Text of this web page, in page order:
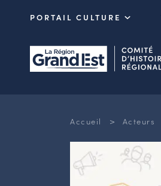
PORTAIL CULTURE
Accueil > Acteurs